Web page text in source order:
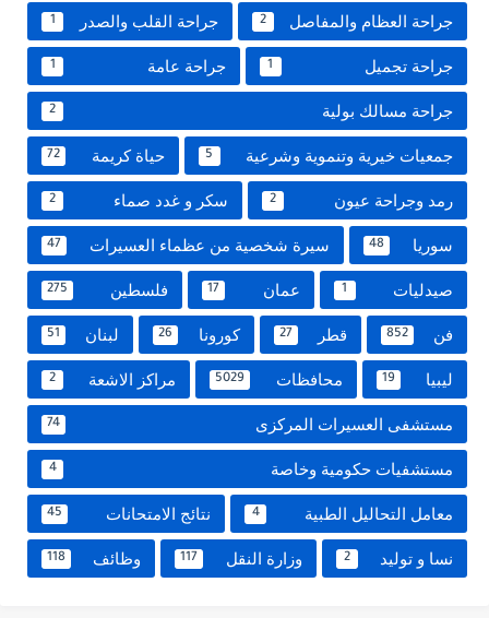
جراحة العظام والمفاصل 2 جراحة القلب والصدر 1
جراحة تجميل 1 جراحة عامة 1
جراحة مسالك بولية 2
جمعيات خيرية وتنموية وشرعية 5 حياة كريمة 72
رمد وجراحة عيون 2 سكر و غدد صماء 2
سوريا 48 سيرة شخصية من عظماء العسيرات 47
صيدليات 1 عمان 17 فلسطين 275
فن 852 قطر 27 كورونا 26 لبنان 51
ليبيا 19 محافظات 5029 مراكز الاشعة 2
مستشفى العسيرات المركزى 74
مستشفيات حكومية وخاصة 4
معامل التحاليل الطبية 4 نتائج الامتحانات 45
نسا و توليد 2 وزارة النقل 117 وظائف 118